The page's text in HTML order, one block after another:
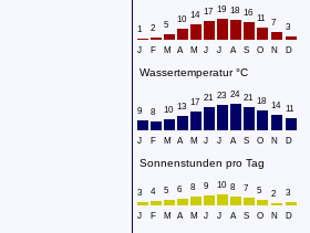
1 2 5
10 14 17 19 18 16
11 7 3
J F M A M J J A S O N D
Wassertemperatur °C
9 8 10 13 17 21 23 24 21 18 14 11
J F M A M J J A S O N D
Sonnenstunden pro Tag
3 4 5 6 8 9 10 8 7 5 2 3
J F M A M J J A S O N D